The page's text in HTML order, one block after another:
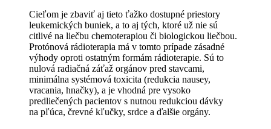
Cieľom je zbaviť aj tieto ťažko dostupné priestory
leukemických buniek, a to aj tých, ktoré už nie sú
citlivé na liečbu chemoterapiou či biologickou liečbou.
Protónová rádioterapia má v tomto prípade zásadné
výhody oproti ostatným formám rádioterapie. Sú to
nulová radiačná záťaž orgánov pred stavcami,
minimálna systémová toxicita (redukcia nausey,
vracania, hnačky), a je vhodná pre vysoko
predliečených pacientov s nutnou redukciou dávky
na pľúca, črevné kľučky, srdce a ďalšie orgány.